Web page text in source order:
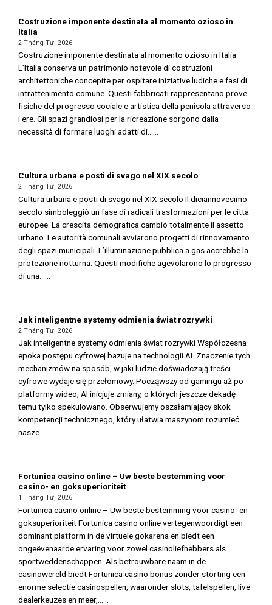
Costruzione imponente destinata al momento ozioso in
Italia
2 Tháng Tư, 2026
Costruzione imponente destinata al momento ozioso in Italia
L’Italia conserva un patrimonio notevole di costruzioni
architettoniche concepite per ospitare iniziative ludiche e fasi di
intrattenimento comune. Questi fabbricati rappresentano prove
fisiche del progresso sociale e artistica della penisola attraverso
i ere. Gli spazi grandiosi per la ricreazione sorgono dalla
necessità di formare luoghi adatti di......
Cultura urbana e posti di svago nel XIX secolo
2 Tháng Tư, 2026
Cultura urbana e posti di svago nel XIX secolo Il diciannovesimo
secolo simboleggiò un fase di radicali trasformazioni per le città
europee. La crescita demografica cambiò totalmente il assetto
urbano. Le autorità comunali avviarono progetti di rinnovamento
degli spazi municipali. L’illuminazione pubblica a gas accrebbe la
protezione notturna. Questi modifiche agevolarono lo progresso
di una......
Jak inteligentne systemy odmienia świat rozrywki
2 Tháng Tư, 2026
Jak inteligentne systemy odmienia świat rozrywki Współczesna
epoka postępu cyfrowej bazuje na technologii AI. Znaczenie tych
mechanizmów na sposób, w jaki ludzie doświadczają treści
cyfrowe wydaje się przełomowy. Począwszy od gamingu aż po
platformy wideo, AI inicjuje zmiany, o których jeszcze dekadę
temu tylko spekulowano. Obserwujemy oszałamiający skok
kompetencji technicznego, który ułatwia maszynom rozumieć
nasze......
Fortunica casino online – Uw beste bestemming voor
casino- en goksuperioriteit
1 Tháng Tư, 2026
Fortunica casino online – Uw beste bestemming voor casino- en
goksuperioriteit Fortunica casino online vertegenwoordigt een
dominant platform in de virtuele gokarena en biedt een
ongeëvenaarde ervaring voor zowel casinoliefhebbers als
sportweddenschappen. Als betrouwbare naam in de
casinowereld biedt Fortunica casino bonus zonder storting een
enorme selectie casinospellen, waaronder slots, tafelspellen, live
dealerkeuzes en meer,......